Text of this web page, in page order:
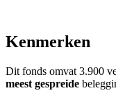
Kenmerken
Dit fonds omvat 3.900
meest gespreide